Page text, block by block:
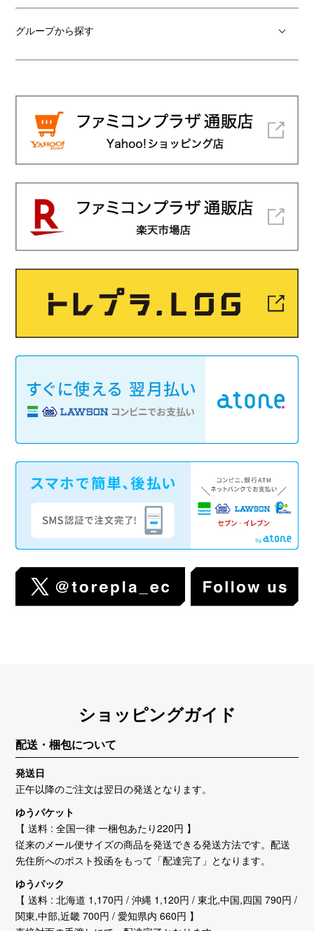
グループから探す
ショッピングガイド
配送・梱包について
発送日
正午以降のご注文は翌日の発送となります。
ゆうパケット
【 送料 : 全国一律 一梱包あたり220円 】
従来のメール便サイズの商品を発送できる発送方法です。配送
先住所へのポスト投函をもって「配達完了」となります。
ゆうパック
【 送料 : 北海道 1,170円 / 沖縄 1,120円 / 東北,中国,四国 790円 /
関東,中部,近畿 700円 / 愛知県内 660円 】